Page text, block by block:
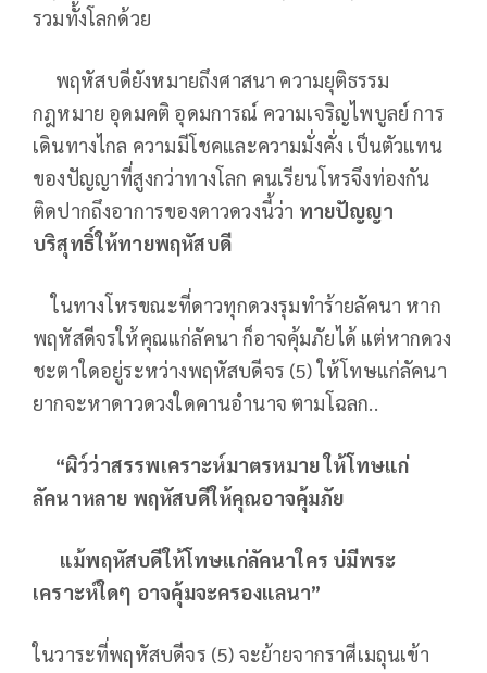
รวมทั้งโลกด้วย
พฤหัสบดียังหมายถึงศาสนา ความยุติธรรม
กฎหมาย อุดมคติ อุดมการณ์ ความเจริญไพบูลย์ การ
เดินทางไกล ความมีโชคและความมั่งคั่ง เป็นตัวแทน
ของปัญญาที่สูงกว่าทางโลก คนเรียนโหรจึงท่องกัน
ติดปากถึงอาการของดาวดวงนี้ว่า ทายปัญญา
บริสุทธิ์ให้ทายพฤหัสบดี
ในทางโหรขณะที่ดาวทุกดวงรุมทำร้ายลัคนา หาก
พฤหัสดีจรให้คุณแก่ลัคนา ก็อาจคุ้มภัยได้ แต่หากดวง
ชะตาใดอยู่ระหว่างพฤหัสบดีจร (5) ให้โทษแก่ลัคนา
ยากจะหาดาวดวงใดคานอำนาจ ตามโฉลก..
“ผิว์ว่าสรรพเคราะห์มาตรหมาย ให้โทษแก่
ลัคนาหลาย พฤหัสบดีให้คุณอาจคุ้มภัย
แม้พฤหัสบดีให้โทษแก่ลัคนาใคร บ่มีพระ
เคราะห์ใดๆ อาจคุ้มจะครองแลนา”
ในวาระที่พฤหัสบดีจร (5) จะย้ายจากราศีเมถุนเข้า